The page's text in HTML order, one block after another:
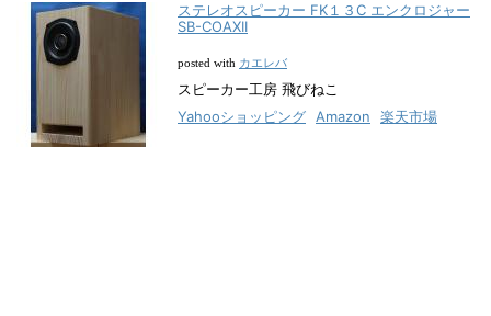
ステレオスピーカー FK１３C エンクロジャー
SB-COAXII
posted with カエレバ
スピーカー工房 飛びねこ
Yahooショッピング
Amazon 楽天市場